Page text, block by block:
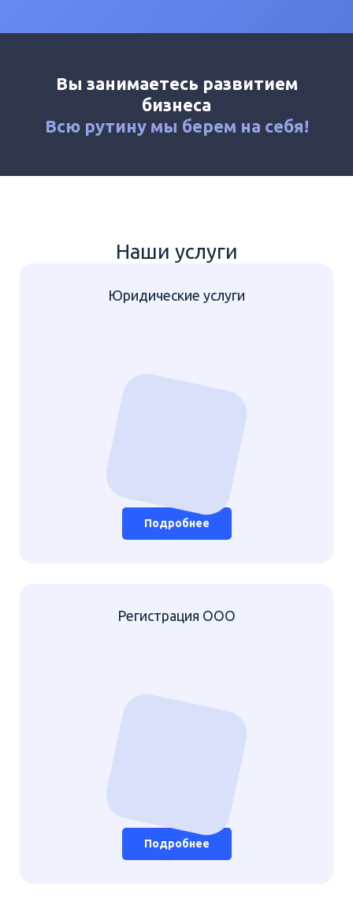
Контакты
Москва +7 (495) 161-03-01
Раменское +7 (800) 333-23-72
Вы занимаетесь развитием
бизнеса
Всю рутину мы берем на себя!
Наши услуги
Юридические услуги
Подробнее
Регистрация ООО
Подробнее